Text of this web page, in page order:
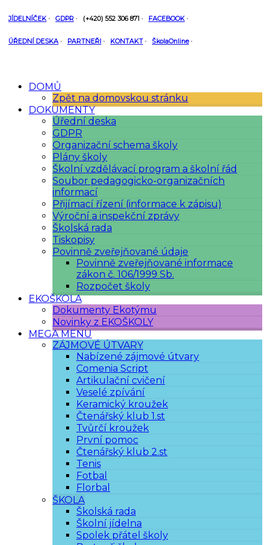
JÍDELNÍČEK · GDPR · (+420) 552 306 871 · FACEBOOK ·
ÚŘEDNÍ DESKA · PARTNEŘI · KONTAKT · ŠkolaOnline ·
DOMŮ
Zpět na domovskou stránku
DOKUMENTY
Úřední deska
GDPR
Organizační schema školy
Plány školy
Školní vzdělávací program a školní řád
Soubor pedagogicko-organizačních
informací
Přijímací řízení (informace k zápisu)
Výroční a inspekční zprávy
Školská rada
Tiskopisy
Povinně zveřejňované údaje
Povinně zveřejňované informace
zákon č. 106/1999 Sb.
Rozpočet školy
EKOŠKOLA
Dokumenty Ekotýmu
Novinky z EKOŠKOLY
MEGA MENU
ZÁJMOVÉ ÚTVARY
Nabízené zájmové útvary
Comenia Script
Artikulační cvičení
Veselé zpívání
Keramický kroužek
Čtenářský klub 1.st
Tvůrčí kroužek
První pomoc
Čtenářský klub 2.st
Tenis
Fotbal
Florbal
ŠKOLA
Školská rada
Školní jídelna
Spolek přátel školy